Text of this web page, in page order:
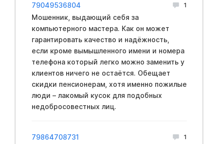
79049536804 1
Мошенник, выдающий себя за
компьютерного мастера. Как он может
гарантировать качество и надёжность,
если кроме вымышленного имени и номера
телефона который легко можно заменить у
клиентов ничего не остаётся. Обещает
скидки пенсионерам, хотя именно пожилые
люди – лакомый кусок для подобных
недобросовестных лиц.
79864708731 1